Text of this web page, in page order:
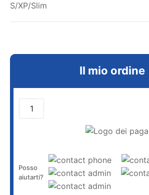
S/XP/Slim
Il mio ordine
Posso
aiutarti?